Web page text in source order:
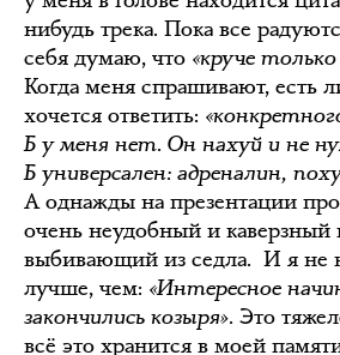
нибудь трека. Пока все
себя думаю, что «круче
Когда меня спрашивают, есть
хочется ответить:
Б у меня нет. Он нахуй и не
Б универсален: адреналин,
А однажды на презентации
очень неудобный и каверзный
выбивающий из седла. И я не
лучше, чем: «Интересное
закончились козыря». Это
всё это хранится в моей